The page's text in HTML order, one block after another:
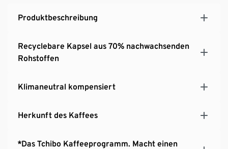
Produktbeschreibung
Recyclebare Kapsel aus 70% nachwachsenden
Rohstoffen
Klimaneutral kompensiert
Herkunft des Kaffees
*Das Tchibo Kaffeeprogramm. Macht einen